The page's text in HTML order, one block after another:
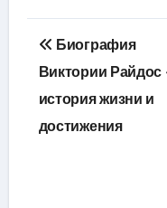
Навигация
по
записям
Биография
Виктории
история жизни и
достижения